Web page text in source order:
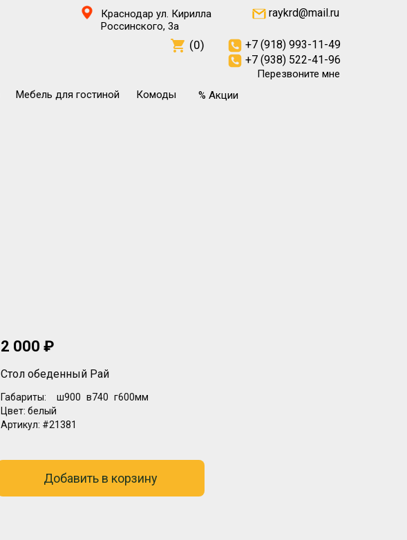
Краснодар ул. Кирилла
Россинского, 3а
raykrd@mail.ru
Перезвоните мне
Мебель для гостиной Комоды % Акции
(0)
+7 (918) 993-11-49
+7 (938) 522-41-96
2 000 ₽
Стол обеденный Рай
Габариты: ш900 в740 г600мм
Цвет: белый
Артикул: #21381
Добавить в корзину